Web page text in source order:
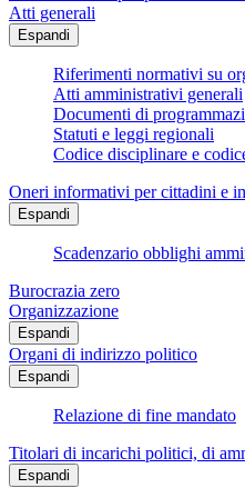
Atti generali
Espandi
Riferimenti normativi su
Atti amministrativi generali
Documenti di
Statuti e leggi regionali
Codice disciplinare e
Oneri informativi per cittadini e
Espandi
Scadenzario obblighi
Burocrazia zero
Organizzazione
Espandi
Organi di indirizzo politico
Espandi
Relazione di fine mandato
Titolari di incarichi politici, di
Espandi